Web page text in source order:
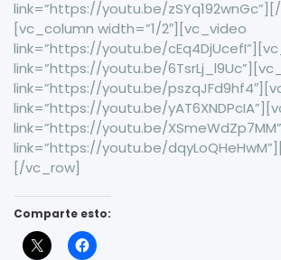
link=”https://youtu.be/
[vc_column width=”1/2″][vc_video
link=”https://youtu.be/
link=”https://youtu.be/
link=”https://youtu.be/
link=”https://youtu.be/
link=”https://youtu.be/
link=”https://youtu.be/
[/vc_row]
Comparte esto: